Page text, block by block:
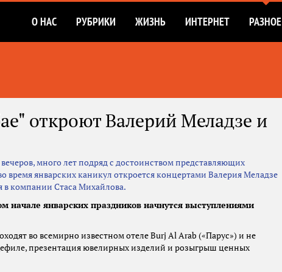
О НАС РУБРИКИ ЖИЗНЬ ИНТЕРНЕТ РАЗНОЕ
откроют Валерий Меладзе и
много лет подряд с достоинством представляющих
январских каникул откроется концертами Валерия Меладзе
в компании Стаса Михайлова.
начале январских праздников начнутся выступлениями
во всемирно известном отеле Burj Al Arab («Парус») и не
презентация ювелирных изделий и розыгрыш ценных